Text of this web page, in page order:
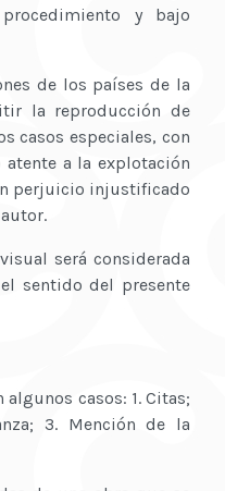
y bajo
de los países de la
la reproducción de
casos especiales, con
a la explotación
perjuicio injustificado
será considerada
sentido del presente
casos: 1. Citas;
3. Mención de la